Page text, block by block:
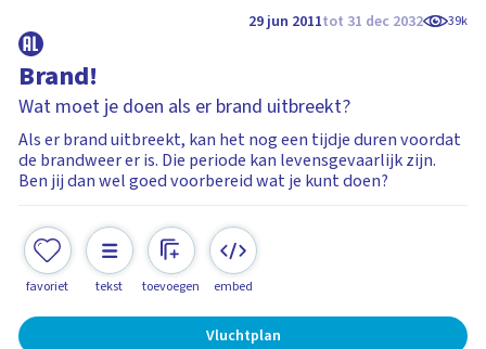
29 jun 2011tot 31 dec 2032 39k
Brand!
Wat moet je doen als er brand uitbreekt?
Als er brand uitbreekt, kan het nog een tijdje duren voordat
de brandweer er is. Die periode kan levensgevaarlijk zijn.
Ben jij dan wel goed voorbereid wat je kunt doen?
favoriet tekst toevoegen embed
Vluchtplan